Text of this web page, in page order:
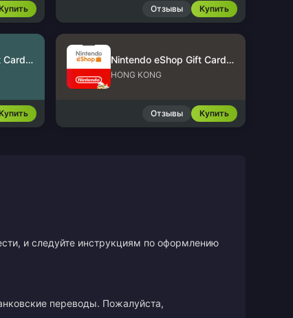
Отзывы Купить
Nintendo eShop Gift Card (US) Nintendo eShop Gift Card (HK)
HONG KONG
Отзывы Купить
и следуйте инструкциям по оформлению
переводы. Пожалуйста,